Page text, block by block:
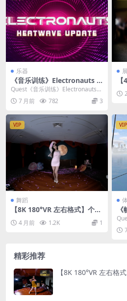
乐器
《音乐训练》Electronauts v
175667
Quest《音乐训练》Electronauts游
戏是一款能让你在虚拟现实中过足
“... 7 月前 782 3
车
VIP
舞蹈
【8K 180°VR 左右格式】个人
4 月前 1.2K 1
VIP
精彩推荐
【8K 180°VR 左右格